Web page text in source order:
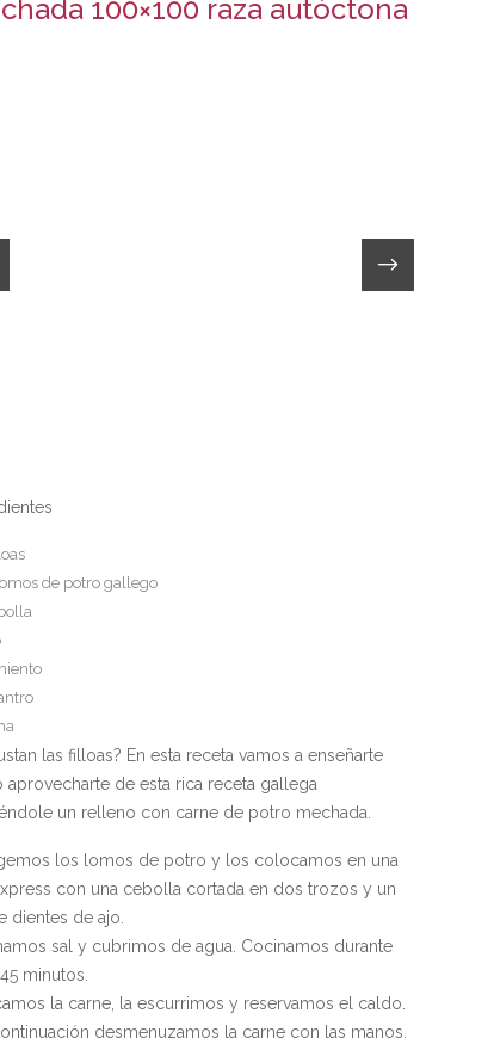
100×100 raza autóctona
de potro gallego
las filloas? En esta receta vamos a enseñarte
aprovecharte de esta rica receta gallega
un relleno con carne de potro mechada.
los lomos de potro y los colocamos en una
con una cebolla cortada en dos trozos y un
dientes de ajo.
sal y cubrimos de agua. Cocinamos durante
minutos.
la carne, la escurrimos y reservamos el caldo.
desmenuzamos la carne con las manos.